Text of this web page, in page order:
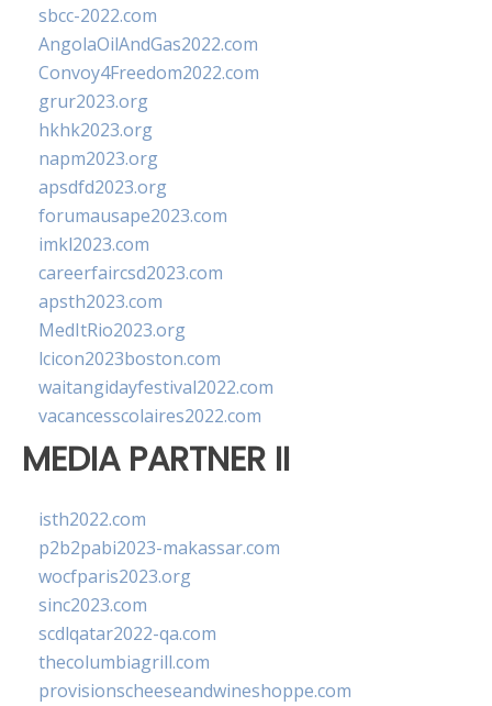
sbcc-2022.com
AngolaOilAndGas2022.com
Convoy4Freedom2022.com
grur2023.org
hkhk2023.org
napm2023.org
apsdfd2023.org
forumausape2023.com
imkl2023.com
careerfaircsd2023.com
apsth2023.com
MedItRio2023.org
lcicon2023boston.com
waitangidayfestival2022.com
vacancesscolaires2022.com
MEDIA PARTNER II
isth2022.com
p2b2pabi2023-makassar.com
wocfparis2023.org
sinc2023.com
scdlqatar2022-qa.com
thecolumbiagrill.com
provisionscheeseandwineshoppe.com